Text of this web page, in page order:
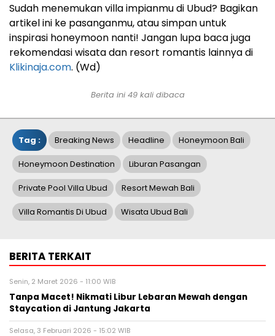
Sudah menemukan villa impianmu di Ubud? Bagikan
artikel ini ke pasanganmu, atau simpan untuk
inspirasi honeymoon nanti! Jangan lupa baca juga
rekomendasi wisata dan resort romantis lainnya di
Klikinaja.com. (Wd)
Berita ini 49 kali dibaca
Tag : Breaking News Headline Honeymoon Bali
Honeymoon Destination Liburan Pasangan
Private Pool Villa Ubud Resort Mewah Bali
Villa Romantis Di Ubud Wisata Ubud Bali
BERITA TERKAIT
Senin, 2 Maret 2026 - 11:00 WIB
Tanpa Macet! Nikmati Libur Lebaran Mewah dengan
Staycation di Jantung Jakarta
Selasa, 3 Februari 2026 - 15:02 WIB